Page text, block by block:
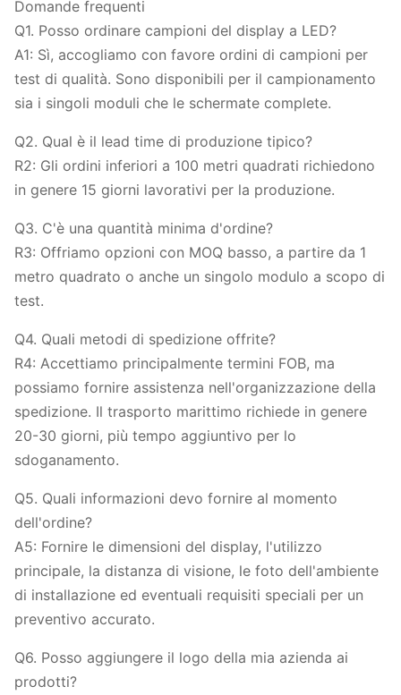
Domande frequenti
Q1. Posso ordinare campioni del display a LED?
A1: Sì, accogliamo con favore ordini di campioni per
test di qualità. Sono disponibili per il campionamento
sia i singoli moduli che le schermate complete.
Q2. Qual è il lead time di produzione tipico?
R2: Gli ordini inferiori a 100 metri quadrati richiedono
in genere 15 giorni lavorativi per la produzione.
Q3. C'è una quantità minima d'ordine?
R3: Offriamo opzioni con MOQ basso, a partire da 1
metro quadrato o anche un singolo modulo a scopo di
test.
Q4. Quali metodi di spedizione offrite?
R4: Accettiamo principalmente termini FOB, ma
possiamo fornire assistenza nell'organizzazione della
spedizione. Il trasporto marittimo richiede in genere
20-30 giorni, più tempo aggiuntivo per lo
sdoganamento.
Q5. Quali informazioni devo fornire al momento
dell'ordine?
A5: Fornire le dimensioni del display, l'utilizzo
principale, la distanza di visione, le foto dell'ambiente
di installazione ed eventuali requisiti speciali per un
preventivo accurato.
Q6. Posso aggiungere il logo della mia azienda ai
prodotti?